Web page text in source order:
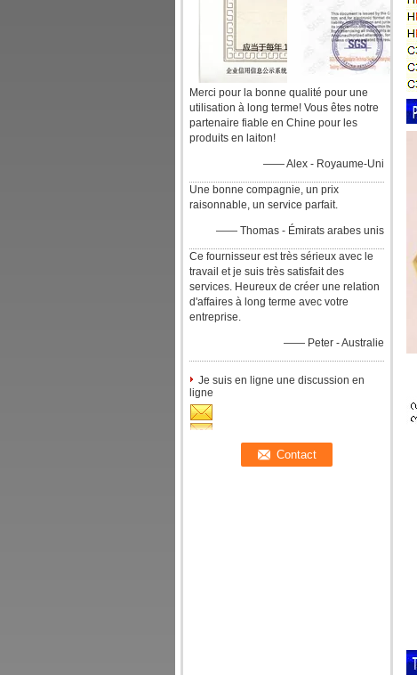
Merci pour la bonne qualité pour une
utilisation à long terme! Vous êtes notre
partenaire fiable en Chine pour les
produits en laiton!
—— Alex - Royaume-Uni
Une bonne compagnie, un prix
raisonnable, un service parfait.
—— Thomas - Émirats arabes unis
Ce fournisseur est très sérieux avec le
travail et je suis très satisfait des
services. Heureux de créer une relation
d'affaires à long terme avec votre
entreprise.
—— Peter - Australie
Je suis en ligne une discussion en
ligne